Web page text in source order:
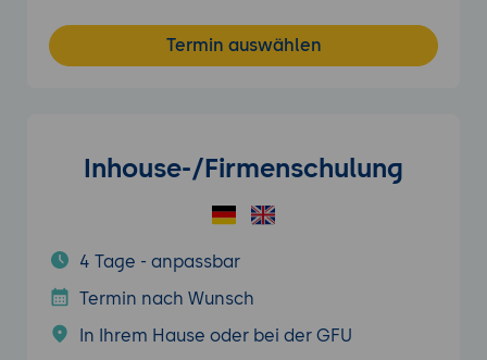
Termin auswählen
Inhouse-/Firmenschulung
4 Tage - anpassbar
Termin nach Wunsch
In Ihrem Hause oder bei der GFU